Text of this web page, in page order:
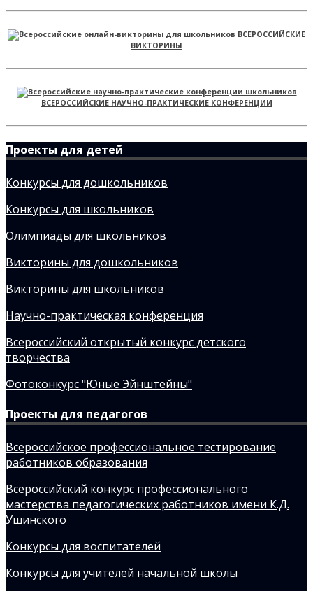
ВСЕРОССИЙСКИЕ
ВИКТОРИНЫ
ВСЕРОССИЙСКИЕ НАУЧНО-ПРАКТИЧЕСКИЕ КОНФЕРЕНЦИИ
Проекты для детей
Конкурсы для дошкольников
Конкурсы для школьников
Олимпиады для школьников
Викторины для дошкольников
Викторины для школьников
Научно-практическая конференция
Всероссийский открытый конкурс детского
творчества
Фотоконкурс "Юные Эйнштейны"
Проекты для педагогов
Всероссийское профессиональное тестирование
работников образования
Всероссийский конкурс профессионального
мастерства педагогических работников имени К.Д.
Ушинского
Конкурсы для воспитателей
Конкурсы для учителей начальной школы